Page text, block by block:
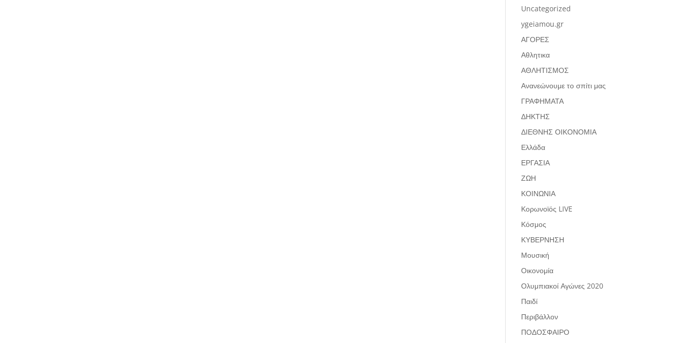
Uncategorized
ygeiamou.gr
ΑΓΟΡΕΣ
Αθλητικα
ΑΘΛΗΤΙΣΜΟΣ
Ανανεώνουμε το σπίτι μας
ΓΡΑΦΗΜΑΤΑ
ΔΗΚΤΗΣ
ΔΙΕΘΝΗΣ ΟΙΚΟΝΟΜΙΑ
Ελλάδα
ΕΡΓΑΣΙΑ
ΖΩΗ
ΚΟΙΝΩΝΙΑ
Κορωνοϊός LIVE
Κόσμος
ΚΥΒΕΡΝΗΣΗ
Μουσική
Οικονομία
Ολυμπιακοί Αγώνες 2020
Παιδί
Περιβάλλον
ΠΟΔΟΣΦΑΙΡΟ